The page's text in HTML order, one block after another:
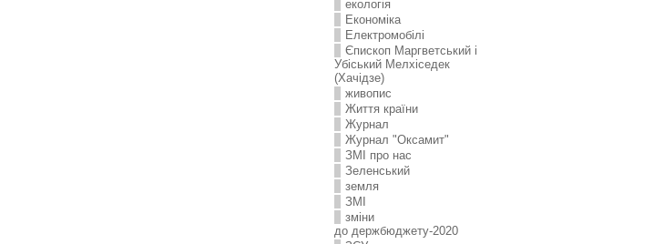
екологія
Економіка
Електромобілі
Єпископ Маргветський і
Убіський Мелхіседек
(Хачідзе)
живопис
Життя країни
Журнал
Журнал "Оксамит"
ЗMI про нас
Зеленський
земля
ЗМІ
зміни
до держбюджету-2020